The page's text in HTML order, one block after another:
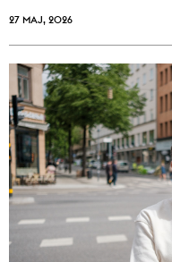
27 MAJ, 2026